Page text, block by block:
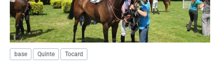
base Quinte Tocard